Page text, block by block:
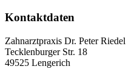
Kontaktdaten
Zahnarztpraxis Dr. Peter Riedel
Tecklenburger Str. 18
49525 Lengerich